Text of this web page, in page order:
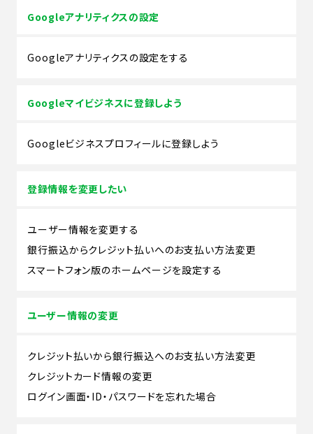
Googleアナリティクスの設定
Googleアナリティクスの設定をする
Googleマイビジネスに登録しよう
Googleビジネスプロフィールに登録しよう
登録情報を変更したい
ユーザー情報を変更する
銀行振込からクレジット払いへのお支払い方法変更
スマートフォン版のホームページを設定する
ユーザー情報の変更
クレジット払いから銀行振込へのお支払い方法変更
クレジットカード情報の変更
ログイン画面・ID・パスワードを忘れた場合